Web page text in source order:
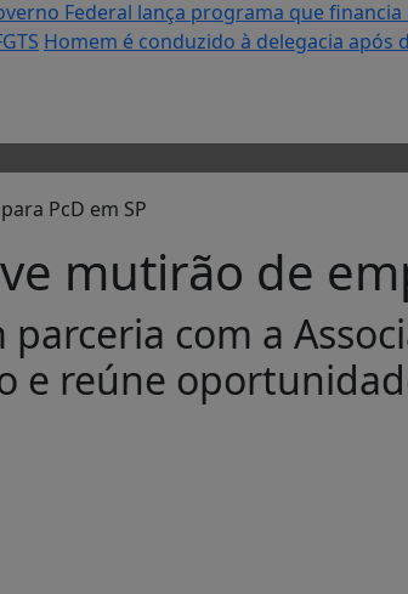
Federal lança programa que
Homem é conduzido à delegacia após
mutirão de
com a
e reúne